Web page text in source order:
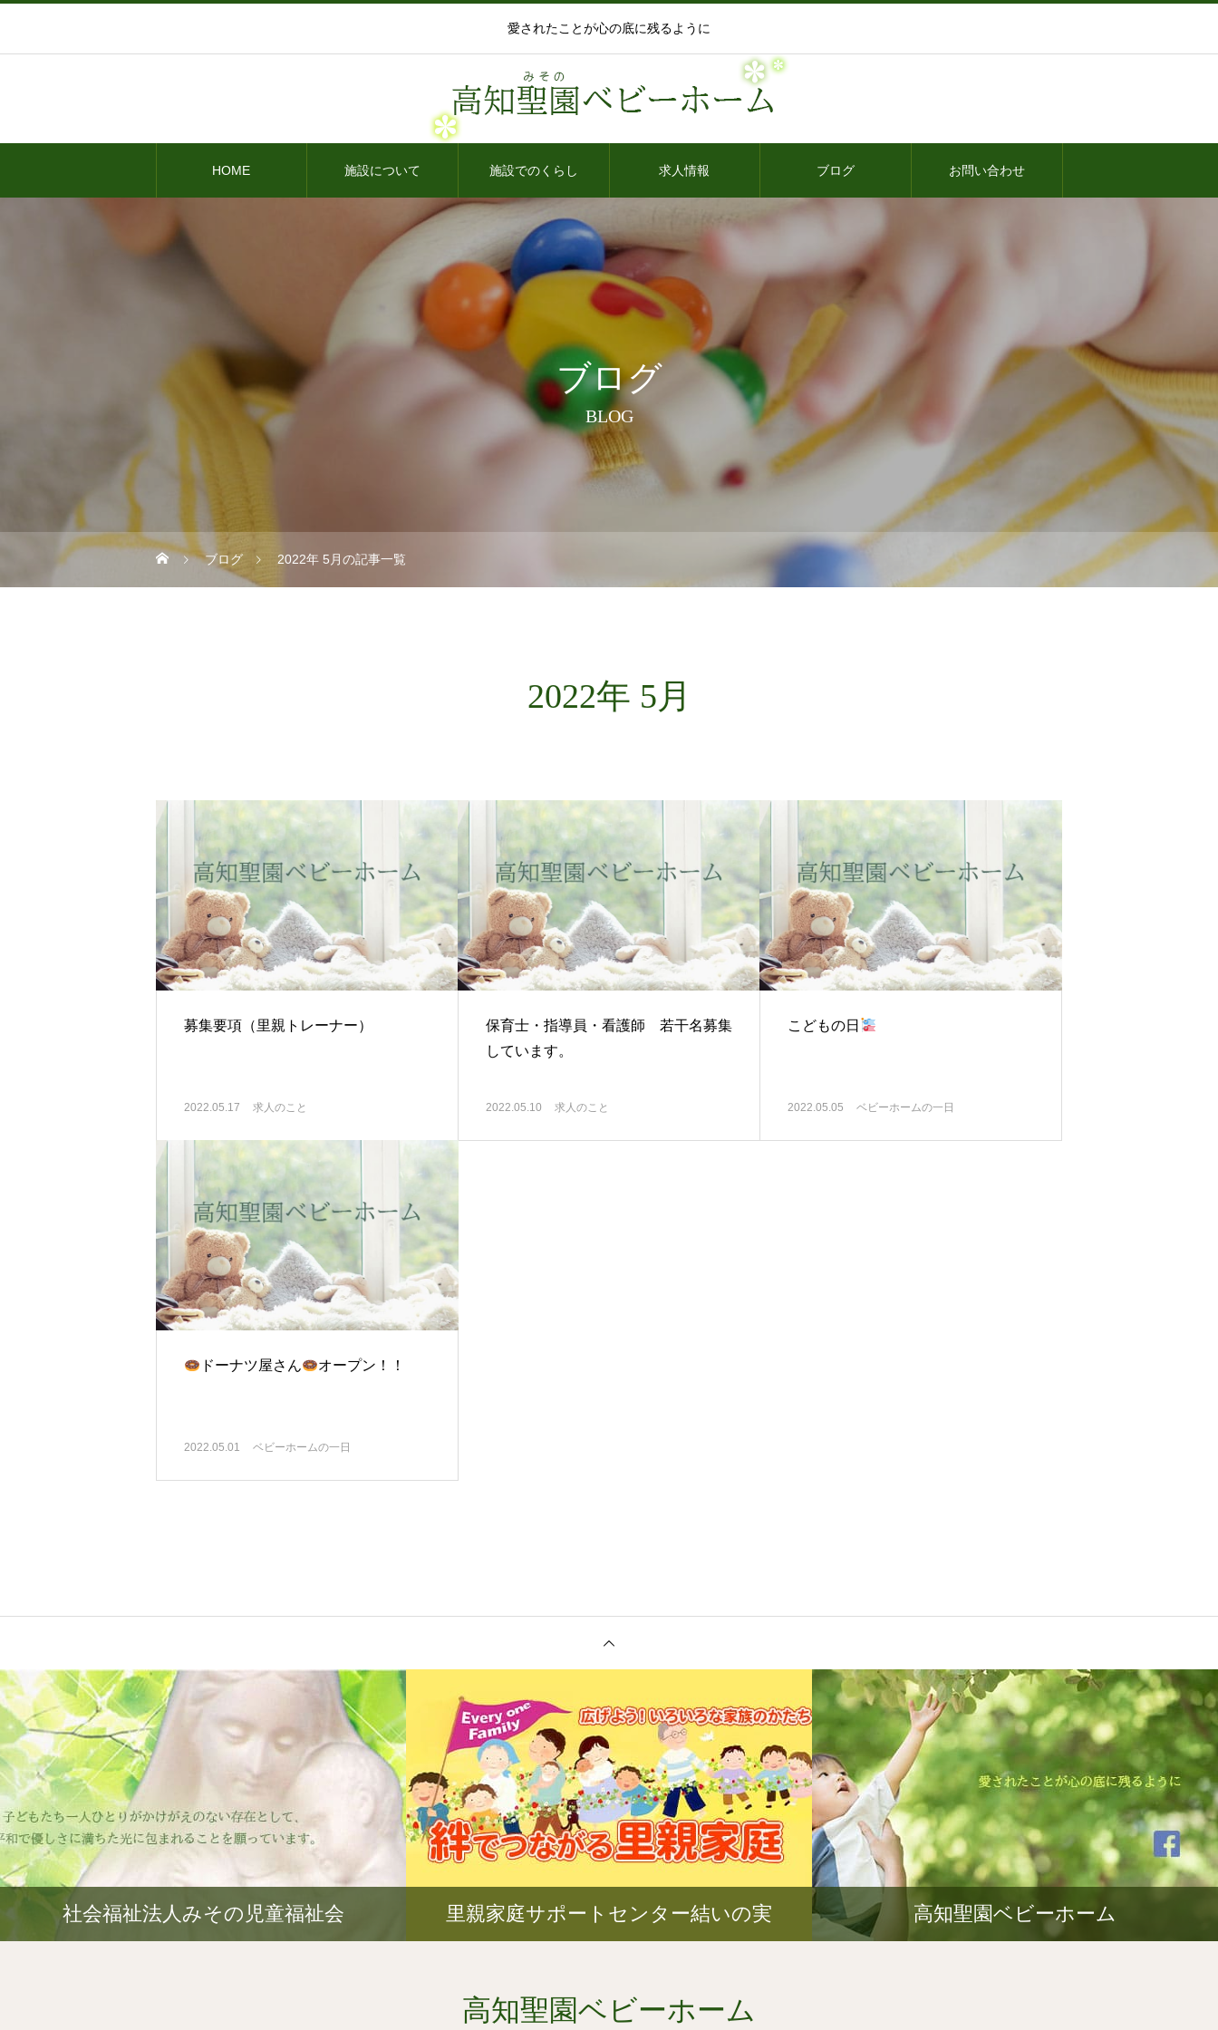
愛されたことが心の底に残るように
HOME 施設について 施設でのくらし 求人情報 ブログ お問い合わせ
ブログ
BLOG
ブログ 2022年 5月の記事一覧
2022年 5月
募集要項（里親トレーナー）
2022.05.17 求人のこと
保育士・指導員・看護師 若干名募集
しています。
2022.05.10 求人のこと
こどもの日
2022.05.05 ベビーホームの一日
ドーナツ屋さん オープン！！
2022.05.01 ベビーホームの一日
社会福祉法人みその児童福祉会 里親家庭サポートセンター結いの実 高知聖園ベビーホーム
高知聖園ベビーホーム